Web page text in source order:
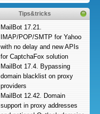
Tips&tricks
MailBot 17.21.
IMAP/POP/SMTP for Yahoo
with no delay and new APIs
for CaptchaFox solution
MailBot 17.4. Bypassing
domain blacklist on proxy
providers
MailBot 12.42. Domain
support in proxy addresses